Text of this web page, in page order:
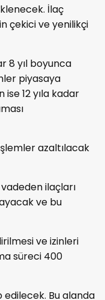
İlaç
çekici ve yenilikçi
8 yıl boyunca
piyasaya
12 yıla kadar
azaltılacak
ilaçları
ve bu
ve izinleri
süreci 400
edilecek. Bu alanda